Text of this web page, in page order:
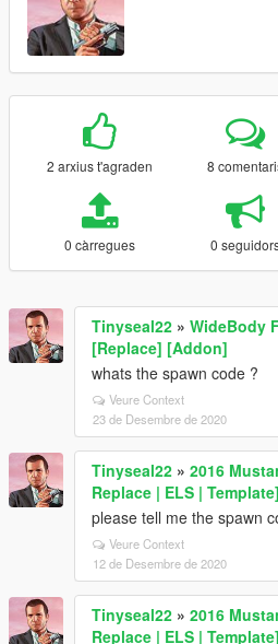
2 arxius t'agraden 8
0 càrregues 0
Tinyseal22 » WideBody
[Replace] [Addon]
whats the spawn code ?
Veure Context
23 de Desembre de 2020
Tinyseal22 » 2016
Replace | ELS | Template]
please tell me the spawn
Veure Context
12 de Desembre de 2020
Tinyseal22 » 2016
Replace | ELS | Template]